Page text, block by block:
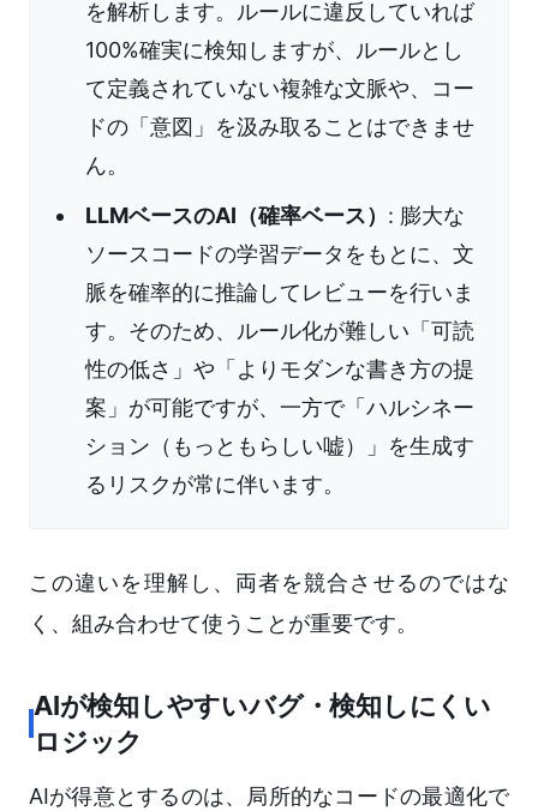
を解析します。ルールに違反していれば
100%確実に検知しますが、ルールとし
て定義されていない複雑な文脈や、コー
ドの「意図」を汲み取ることはできませ
ん。
LLMベースのAI（確率ベース） : 膨大な
ソースコードの学習データをもとに、文
脈を確率的に推論してレビューを行いま
す。そのため、ルール化が難しい「可読
性の低さ」や「よりモダンな書き方の提
案」が可能ですが、一方で「ハルシネー
ション（もっともらしい嘘）」を生成す
るリスクが常に伴います。
この違いを理解し、両者を競合させるのではな
く、組み合わせて使うことが重要です。
AIが検知しやすいバグ・検知しにくい
ロジック
AIが得意とするのは、局所的なコードの最適化で